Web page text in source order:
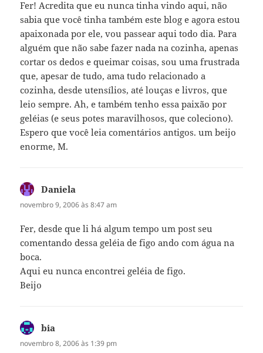
Fer! Acredita que eu nunca tinha vindo aqui, não
sabia que você tinha também este blog e agora estou
apaixonada por ele, vou passear aqui todo dia. Para
alguém que não sabe fazer nada na cozinha, apenas
cortar os dedos e queimar coisas, sou uma frustrada
que, apesar de tudo, ama tudo relacionado a
cozinha, desde utensílios, até louças e livros, que
leio sempre. Ah, e também tenho essa paixão por
geléias (e seus potes maravilhosos, que coleciono).
Espero que você leia comentários antigos. um beijo
enorme, M.
Daniela
novembro 9, 2006 às 8:47 am
Fer, desde que li há algum tempo um post seu
comentando dessa geléia de figo ando com água na
boca.
Aqui eu nunca encontrei geléia de figo.
Beijo
bia
novembro 8, 2006 às 1:39 pm